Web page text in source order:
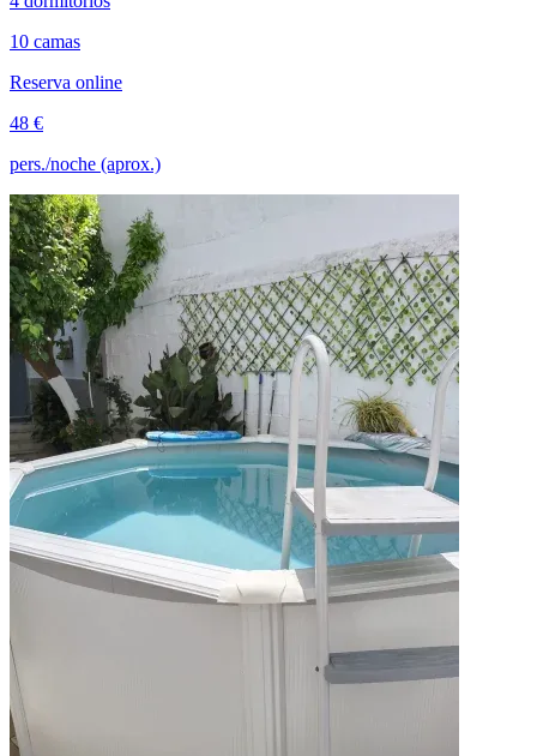
10 camas
Reserva online
48 €
pers./noche (aprox.)